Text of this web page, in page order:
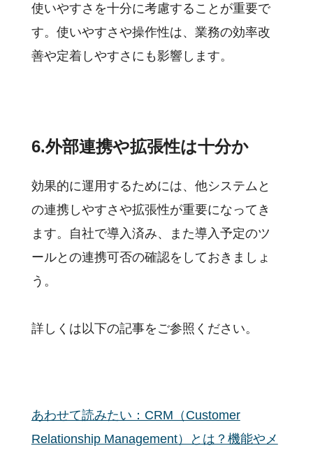
使いやすさを十分に考慮することが重要で
す。使いやすさや操作性は、業務の効率改
善や定着しやすさにも影響します。
6.外部連携や拡張性は十分か
効果的に運用するためには、他システムと
の連携しやすさや拡張性が重要になってき
ます。自社で導入済み、また導入予定のツ
ールとの連携可否の確認をしておきましょ
う。
詳しくは以下の記事をご参照ください。
あわせて読みたい：CRM（Customer
Relationship Management）とは？機能やメ